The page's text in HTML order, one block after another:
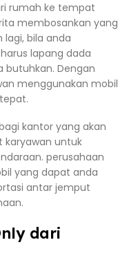
rumah ke tempat
membosankan yang
lagi, bila anda
lapang dada
butuhkan. Dengan
menggunakan mobil
kantor yang akan
karyawan untuk
perusahaan
yang dapat anda
antar jemput
dari